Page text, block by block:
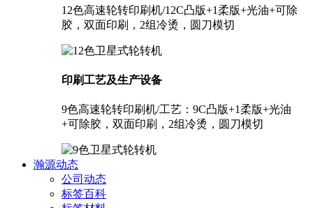
12色高速轮转印刷机/12C凸版+1柔版+光油+可除
胶，双面印刷，2组冷烫，圆刀模切
印刷工艺及生产设备
9色高速轮转印刷机/工艺：9C凸版+1柔版+光油
+可除胶，双面印刷，2组冷烫，圆刀模切
瀚源动态
公司动态
标签百科